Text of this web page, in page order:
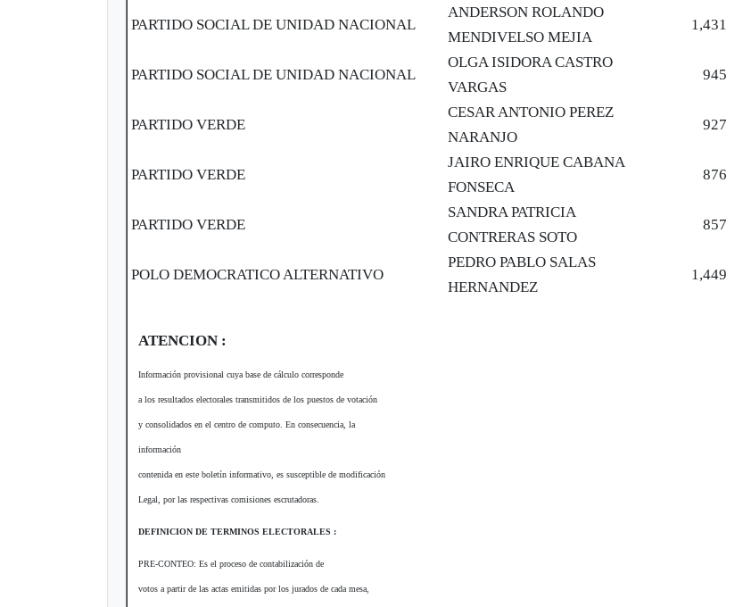
PARTIDO SOCIAL DE UNIDAD NACIONAL
ANDERSON ROLANDO
MENDIVELSO MEJIA
1,431
PARTIDO SOCIAL DE UNIDAD NACIONAL
OLGA ISIDORA CASTRO
VARGAS
945
PARTIDO VERDE
CESAR ANTONIO PEREZ
NARANJO
927
PARTIDO VERDE
JAIRO ENRIQUE CABANA
FONSECA
876
PARTIDO VERDE
SANDRA PATRICIA
CONTRERAS SOTO
857
POLO DEMOCRATICO ALTERNATIVO
PEDRO PABLO SALAS
HERNANDEZ
1,449
ATENCION :
Información provisional cuya base de cálculo corresponde
a los resultados electorales transmitidos de los puestos de votación
y consolidados en el centro de computo. En consecuencia, la
información
contenida en este boletín informativo, es susceptible de modificación
Legal, por las respectivas comisiones escrutadoras.
DEFINICION DE TERMINOS ELECTORALES :
PRE-CONTEO: Es el proceso de contabilización de
votos a partir de las actas emitidas por los jurados de cada mesa,